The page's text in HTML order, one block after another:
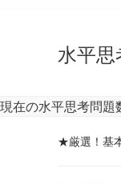
水平
現在の水平思考問題
★厳選！基